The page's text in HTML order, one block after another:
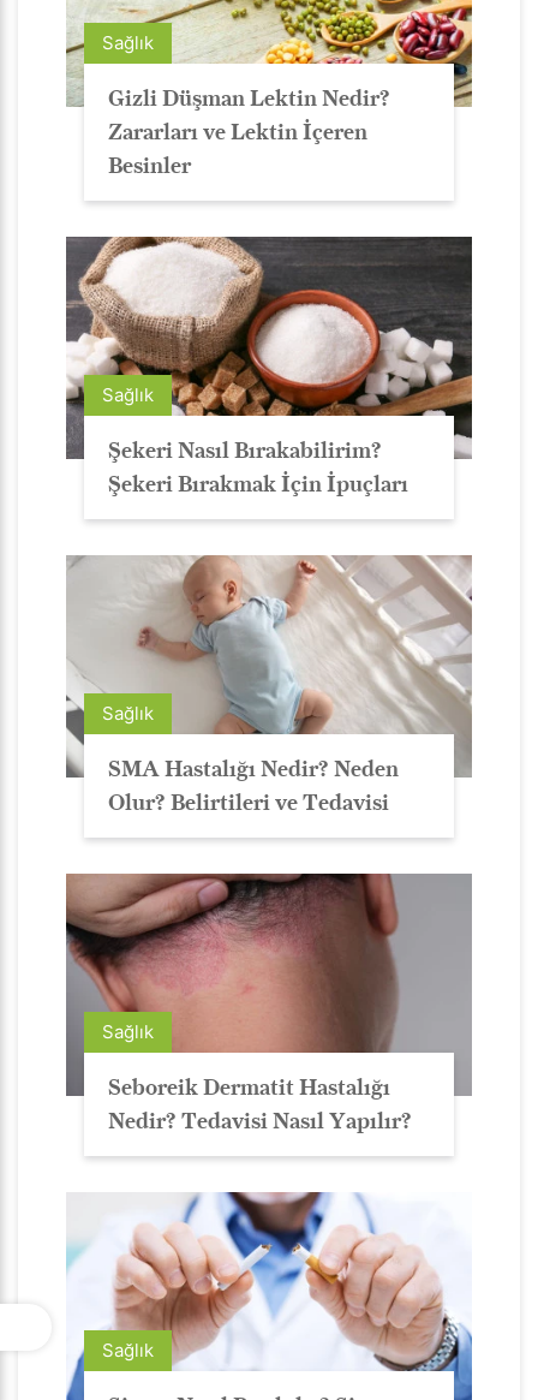
Sağlık
Gizli Düşman Lektin Nedir?
Zararları ve Lektin İçeren
Besinler
Sağlık
Şekeri Nasıl Bırakabilirim?
Şekeri Bırakmak İçin İpuçları
Sağlık
SMA Hastalığı Nedir? Neden
Olur? Belirtileri ve Tedavisi
Sağlık
Seboreik Dermatit Hastalığı
Nedir? Tedavisi Nasıl Yapılır?
Sağlık